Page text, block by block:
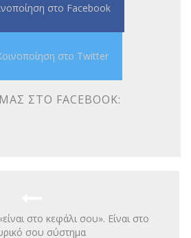
στο Facebook
στο Twitter
ΣΤΟ FACEBOOK:
στο κεφάλι σου». Είναι στο
σου σύστημα